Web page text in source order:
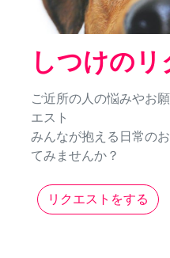
しつけのリ
ご近所の人の悩みやお
エスト
みんなが抱える日常の
てみませんか？
リクエストをする